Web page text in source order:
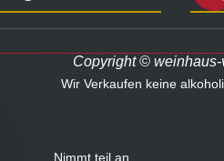
Copyright ©
Wir Verkaufen keine
Nimmt teil an